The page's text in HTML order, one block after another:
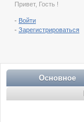
Привет, Гость !
- Войти
- Зарегистрироваться
Основное